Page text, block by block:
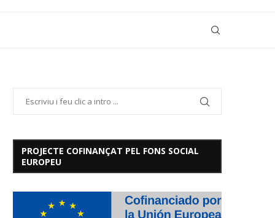
PROJECTE COFINANÇAT PEL FONS SOCIAL
EUROPEU